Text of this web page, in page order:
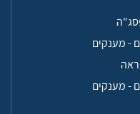
- מענקים
- מענקים